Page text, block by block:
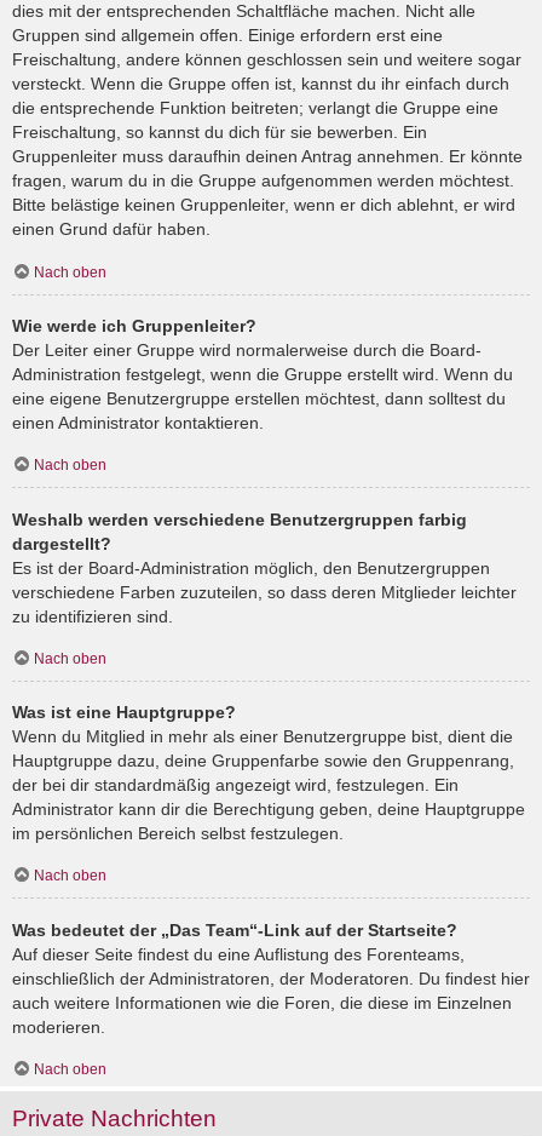
dies mit der entsprechenden Schaltfläche machen. Nicht alle
Gruppen sind allgemein offen. Einige erfordern erst eine
Freischaltung, andere können geschlossen sein und weitere sogar
versteckt. Wenn die Gruppe offen ist, kannst du ihr einfach durch
die entsprechende Funktion beitreten; verlangt die Gruppe eine
Freischaltung, so kannst du dich für sie bewerben. Ein
Gruppenleiter muss daraufhin deinen Antrag annehmen. Er könnte
fragen, warum du in die Gruppe aufgenommen werden möchtest.
Bitte belästige keinen Gruppenleiter, wenn er dich ablehnt, er wird
einen Grund dafür haben.
Nach oben
Wie werde ich Gruppenleiter?
Der Leiter einer Gruppe wird normalerweise durch die Board-
Administration festgelegt, wenn die Gruppe erstellt wird. Wenn du
eine eigene Benutzergruppe erstellen möchtest, dann solltest du
einen Administrator kontaktieren.
Nach oben
Weshalb werden verschiedene Benutzergruppen farbig
dargestellt?
Es ist der Board-Administration möglich, den Benutzergruppen
verschiedene Farben zuzuteilen, so dass deren Mitglieder leichter
zu identifizieren sind.
Nach oben
Was ist eine Hauptgruppe?
Wenn du Mitglied in mehr als einer Benutzergruppe bist, dient die
Hauptgruppe dazu, deine Gruppenfarbe sowie den Gruppenrang,
der bei dir standardmäßig angezeigt wird, festzulegen. Ein
Administrator kann dir die Berechtigung geben, deine Hauptgruppe
im persönlichen Bereich selbst festzulegen.
Nach oben
Was bedeutet der „Das Team“-Link auf der Startseite?
Auf dieser Seite findest du eine Auflistung des Forenteams,
einschließlich der Administratoren, der Moderatoren. Du findest hier
auch weitere Informationen wie die Foren, die diese im Einzelnen
moderieren.
Nach oben
Private Nachrichten